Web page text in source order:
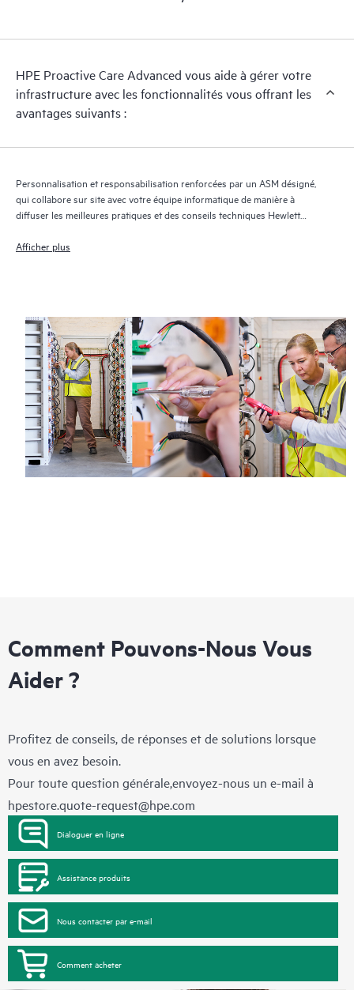
HPE Proactive Care Advanced utilise la technologie de support
données, ce qui permet d'accélérer la prise en charge et les
services. Pour bénéficier de ce service d'assistance, il est
impératif que la version la plus récente de Remote Support
HPE Proactive Care Advanced vous aide à gérer votre
infrastructure avec les fonctionnalités vous offrant les
avantages suivants :
Personnalisation et responsabilisation renforcées par un ASM désigné,
qui collabore sur site avec votre équipe informatique de manière à
diffuser les meilleures pratiques et des conseils techniques Hewlett
Afficher plus
Comment Pouvons-Nous Vous
Aider ?
Profitez de conseils, de réponses et de solutions lorsque
vous en avez besoin.
Pour toute question générale,envoyez-nous un e-mail à
hpestore.quote-request@hpe.com
Dialoguer en ligne
Assistance produits
Nous contacter par e-mail
Comment acheter